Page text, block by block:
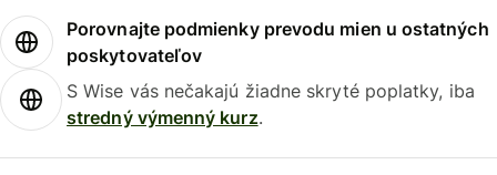
Porovnajte podmienky prevodu mien u ostatných
poskytovateľov
S Wise vás nečakajú žiadne skryté poplatky, iba
stredný výmenný kurz.